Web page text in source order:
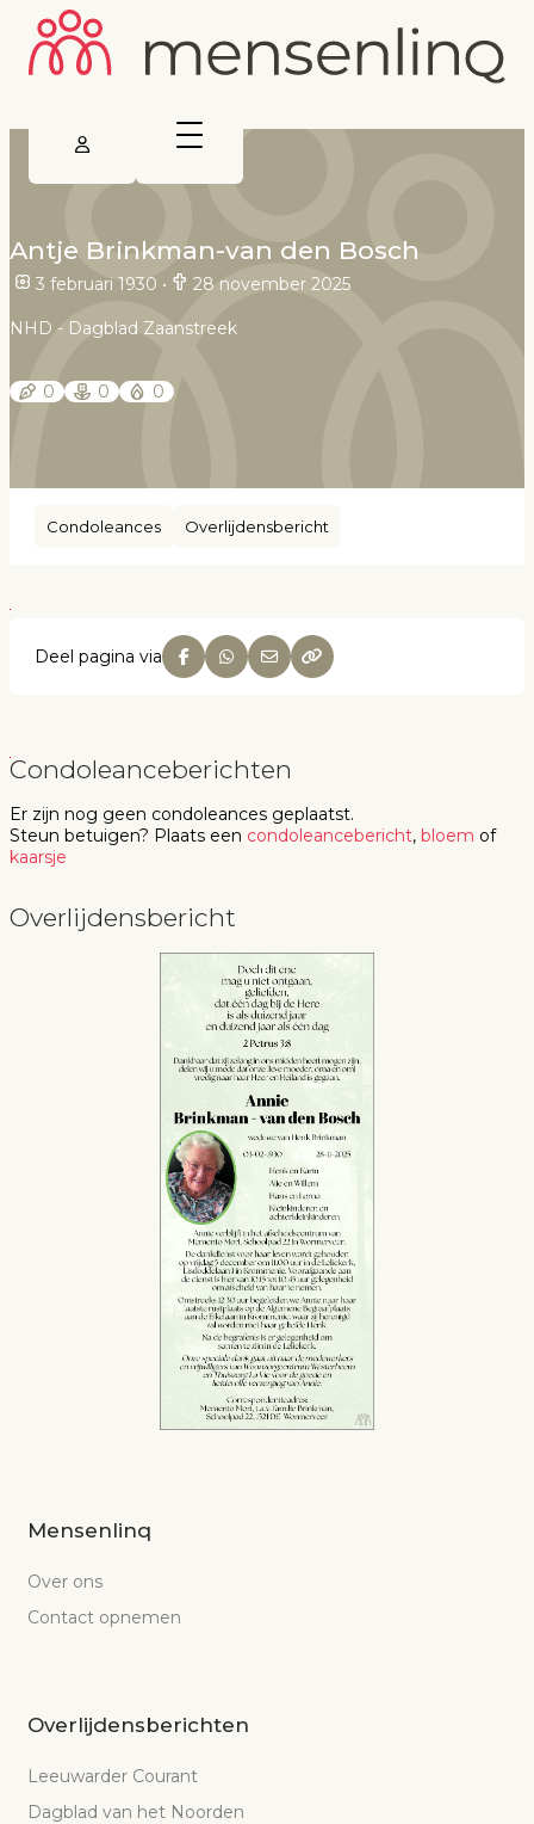
Antje Brinkman-van den Bosch
3 februari 1930 • 28 november 2025
NHD - Dagblad Zaanstreek
0 0 0
Condoleances Overlijdensbericht
Deel pagina via
Condoleanceberichten
Er zijn nog geen condoleances geplaatst.
Steun betuigen? Plaats een condoleancebericht, bloem of
kaarsje
Overlijdensbericht
Mensenlinq
Over ons
Contact opnemen
Overlijdensberichten
Leeuwarder Courant
Dagblad van het Noorden